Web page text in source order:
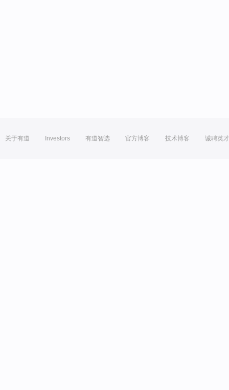
关于有道 Investors 有道智选 官方博客 技术博客 诚聘英才